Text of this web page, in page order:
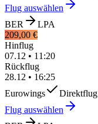
Flug auswählen
BER
LPA
209,00 €
Hinflug
07.12 • 11:20
Rückflug
28.12 • 16:25
Eurowings
Direktflug
Flug auswählen